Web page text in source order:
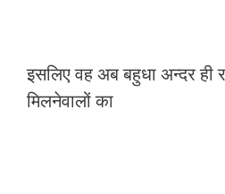
इसलिए वह अब बहुधा अन्दर
मिलनेवालों का